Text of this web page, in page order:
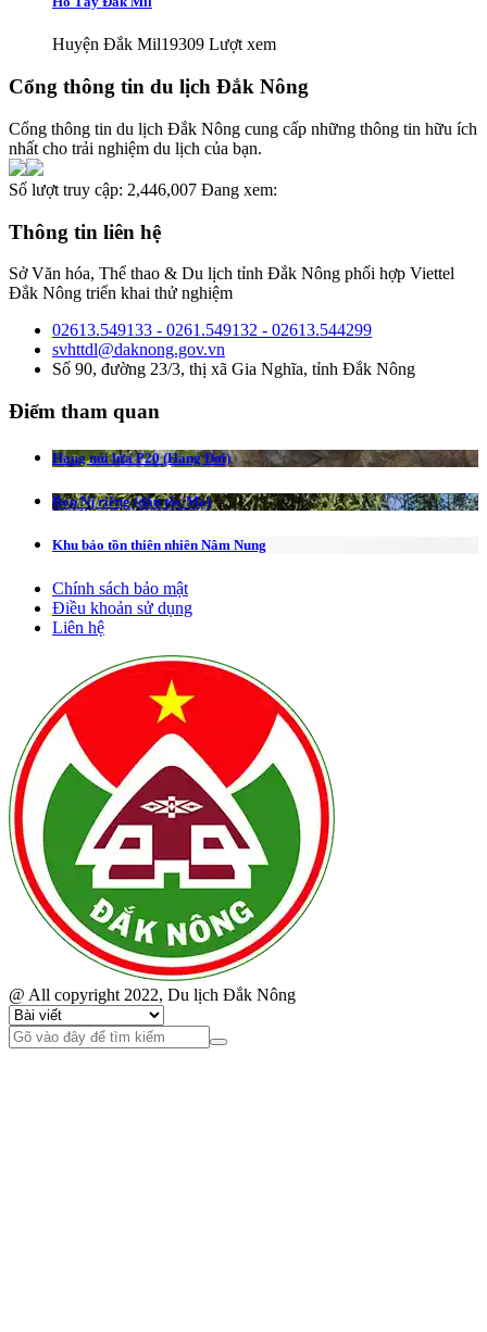
Huyện Đắk Mil19309 Lượt xem
Cổng thông tin du lịch Đắk Nông
Cổng thông tin du lịch Đắk Nông cung cấp những thông tin hữu ích
nhất cho trải nghiệm du lịch của bạn.
Số lượt truy cập: 2,446,007 Đang xem:
Thông tin liên hệ
Sở Văn hóa, Thể thao & Du lịch tỉnh Đắk Nông phối hợp Viettel
Đắk Nông triển khai thử nghiệm
02613.549133 - 0261.549132 - 02613.544299
svhttdl@daknong.gov.vn
Số 90, đường 23/3, thị xã Gia Nghĩa, tỉnh Đắk Nông
Điểm tham quan
Hang núi lửa P20 (Hang Dơi)
Bon Nj riêng (dân tộc Mạ)
Khu bảo tồn thiên nhiên Nâm Nung
Chính sách bảo mật
Điều khoản sử dụng
Liên hệ
@ All copyright 2022, Du lịch Đắk Nông